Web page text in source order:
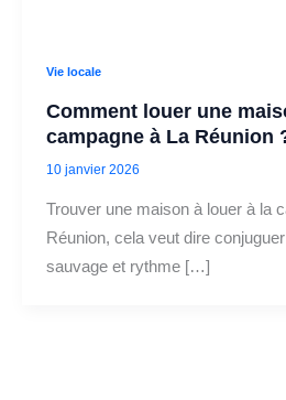
Vie locale
Comment louer une
campagne à La Réunion
10 janvier 2026
Trouver une maison à louer à la
Réunion, cela veut dire
sauvage et rythme […]